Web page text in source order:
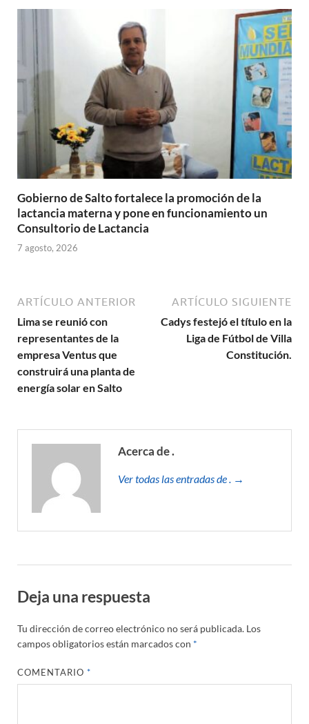
Gobierno de Salto fortalece la promoción de la
lactancia materna y pone en funcionamiento un
Consultorio de Lactancia
7 agosto, 2026
ARTÍCULO ANTERIOR
Lima se reunió con
representantes de la
empresa Ventus que
construirá una planta de
energía solar en Salto
ARTÍCULO SIGUIENTE
Cadys festejó el título en la
Liga de Fútbol de Villa
Constitución.
Acerca de .
Ver todas las entradas de . →
Deja una respuesta
Tu dirección de correo electrónico no será publicada. Los
campos obligatorios están marcados con *
COMENTARIO*